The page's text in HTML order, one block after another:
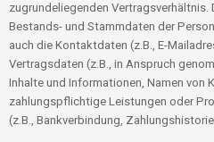
zugrundeliegenden
Bestands- und Stammdaten der
auch die Kontaktdaten (z.B., E-
Vertragsdaten (z.B., in Anspruch
Inhalte und Informationen, Namen von
zahlungspflichtige Leistungen oder
(z.B., Bankverbindung,